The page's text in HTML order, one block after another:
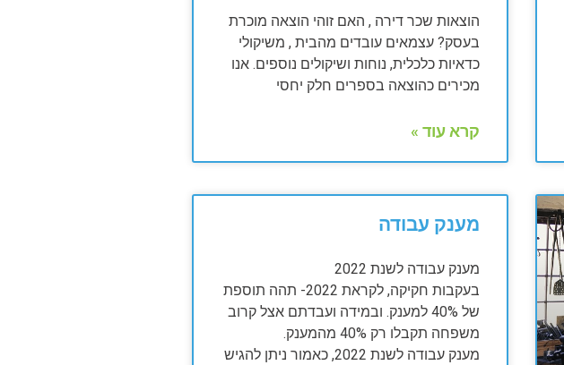
הוצאות שכר דירה , האם זוהי הוצאה מוכרת
בעסק? עצמאים עובדים מהבית , משיקולי
כדאיות כלכלית, נוחות ושיקולים נוספים. אנו
מכירים כהוצאה בספרים חלק יחסי
קרא עוד »
מענק עבודה
מענק עבודה לשנת 2022
בעקבות חקיקה, לקראת 2022- תהה תוספת
של 40% למענק. ובמידה ועבדתם אצל קרוב
משפחה תקבלו רק 40% מהמענק.
מענק עבודה לשנת 2022, כאמור ניתן להגיש